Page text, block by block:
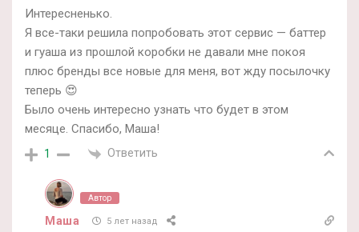
Интересненько.
Я все-таки решила попробовать этот сервис — баттер
и гуаша из прошлой коробки не давали мне покоя
плюс бренды все новые для меня, вот жду посылочку
теперь 😍
Было очень интересно узнать что будет в этом
месяце. Спасибо, Маша!
1 Ответить
Автор
Маша 5 лет назад